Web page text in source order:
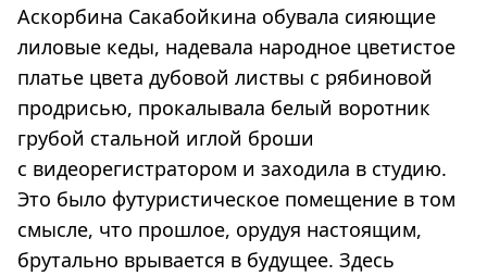
Аскорбина Сакабойкина обувала сияющие
лиловые кеды, надевала народное цветистое
платье цвета дубовой листвы с рябиновой
продрисью, прокалывала белый воротник
грубой стальной иглой броши
с видеорегистратором и заходила в студию.
Это было футуристическое помещение в том
смысле, что прошлое, орудуя настоящим,
брутально врывается в будущее. Здесь